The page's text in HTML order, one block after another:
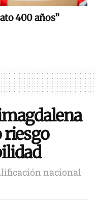
400 años”
riesgo
nacional